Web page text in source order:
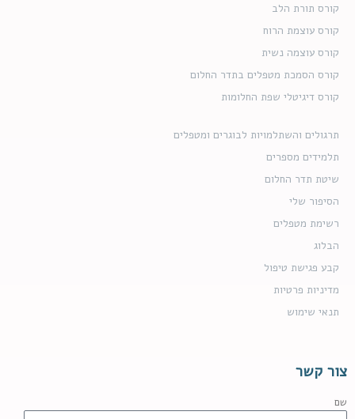
קורס תורת הלב
קורס עוצמת הרוח
קורס עוצמה נשית
קורס הסמכת מטפלים בתדר החלום
קורס דיגיטלי שפת החלומות
תרגולים והשתלמויות לבוגרים ומטפלים
תלמידים מספרים
שיטת תדר החלום
הסיפור שלי
רשימת מטפלים
הבלוג
קבע פגישת טיפול
מדיניות פרטיות
תנאי שימוש
צור קשר
שם